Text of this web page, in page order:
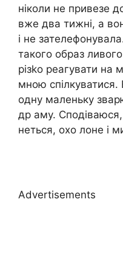
ніколи не привезе
вже два тижні, а
і не
такого образ
різkо реагувати на
мною
одну маленьку
др аму.
неться, охо лоне і
Advertisements